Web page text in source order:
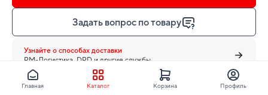
Задать вопрос по товару
Узнайте о способах доставки
PM-Логистика, DPD и другие службы
Главная Каталог Корзина Профиль